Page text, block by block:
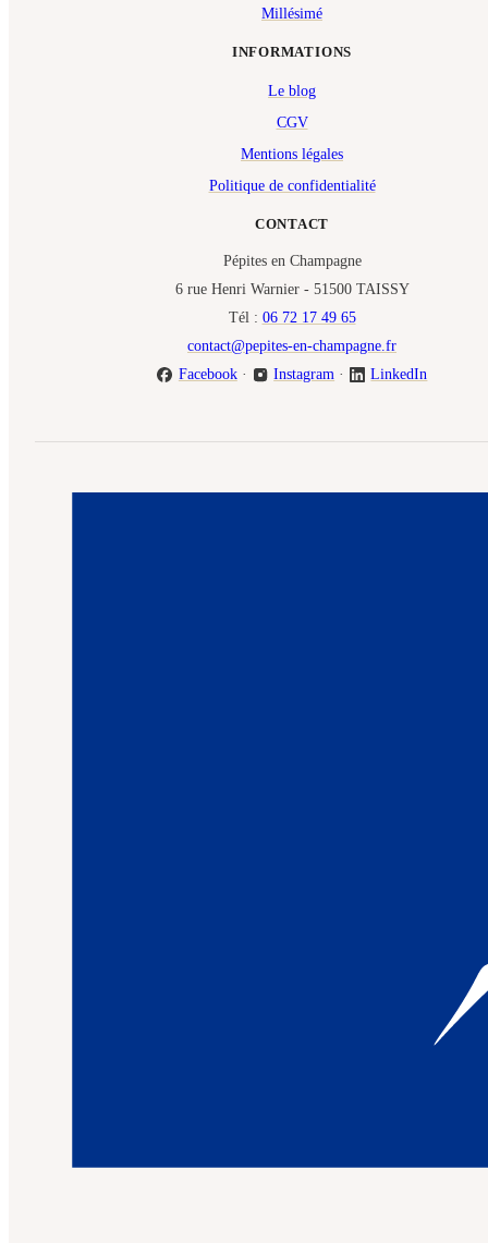
Millésimé
INFORMATIONS
Le blog
CGV
Mentions légales
Politique de confidentialité
CONTACT
Pépites en Champagne
6 rue Henri Warnier - 51500 TAISSY
Tél : 06 72 17 49 65
contact@pepites-en-champagne.fr
Facebook· Instagram · LinkedIn